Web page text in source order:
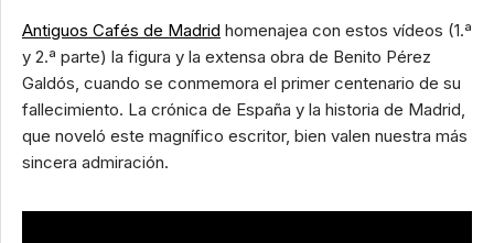
Antiguos Cafés de Madrid homenajea con estos vídeos (1.ª
y 2.ª parte) la figura y la extensa obra de Benito Pérez
Galdós, cuando se conmemora el primer centenario de su
fallecimiento. La crónica de España y la historia de Madrid,
que noveló este magnífico escritor, bien valen nuestra más
sincera admiración.